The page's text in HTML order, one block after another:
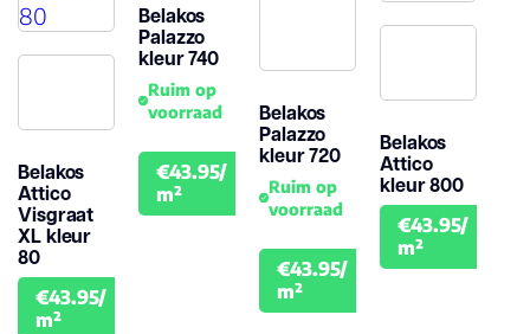
Belakos
Attico
Visgraat
XL kleur
80
€43.95/
m²
Belakos
Palazzo
kleur 740
Ruim op
voorraad
€43.95/
m²
€48.95
Belakos
Palazzo
kleur 720
Ruim op
voorraad
€43.95/
m²
Belakos
Attico
kleur 800
€43.95/
m²